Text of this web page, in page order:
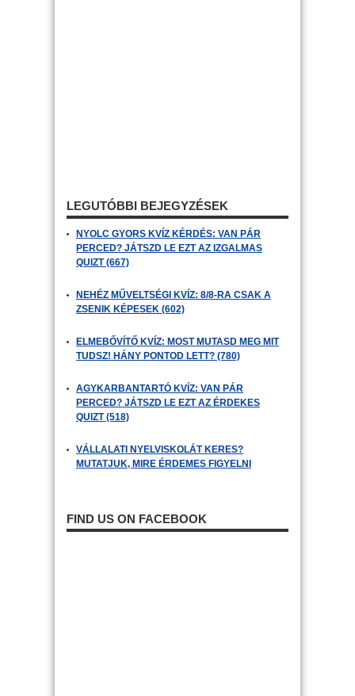
LEGUTÓBBI BEJEGYZÉSEK
NYOLC GYORS KVÍZ KÉRDÉS: VAN PÁR
PERCED? JÁTSZD LE EZT AZ IZGALMAS
QUIZT (667)
NEHÉZ MŰVELTSÉGI KVÍZ: 8/8-RA CSAK A
ZSENIK KÉPESEK (602)
ELMEBŐVÍTŐ KVÍZ: MOST MUTASD MEG MIT
TUDSZ! HÁNY PONTOD LETT? (780)
AGYKARBANTARTÓ KVÍZ: VAN PÁR
PERCED? JÁTSZD LE EZT AZ ÉRDEKES
QUIZT (518)
VÁLLALATI NYELVISKOLÁT KERES?
MUTATJUK, MIRE ÉRDEMES FIGYELNI
FIND US ON FACEBOOK